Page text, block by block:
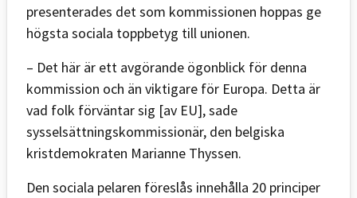
presenterades det som kommissionen hoppas ge
högsta sociala toppbetyg till unionen.
– Det här är ett avgörande ögonblick för denna
kommission och än viktigare för Europa. Detta är
vad folk förväntar sig [av EU], sade
sysselsättningskommissionär, den belgiska
kristdemokraten Marianne Thyssen.
Den sociala pelaren föreslås innehålla 20 principer